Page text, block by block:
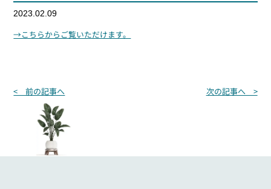
2023.02.09
→こちらからご覧いただけます。
投
シ
< 前の記事へ 次の記事へ >